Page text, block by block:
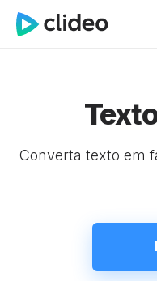
Converta texto em